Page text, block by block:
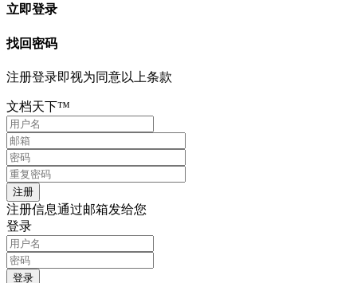
立即登录
找回密码
注册登录即视为同意以上条款
文档天下™
注册信息通过邮箱发给您
登录